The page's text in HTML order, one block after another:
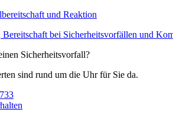
und Reaktion
bei Sicherheitsvorfällen und
Sicherheitsvorfall?
sind rund um die Uhr für Sie da.